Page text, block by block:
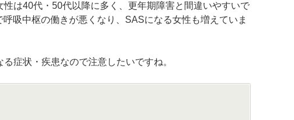
は40代・50代以降に多く、更年期障害と間違いやすいで
吸中枢の働きが悪くなり、SASになる女性も増えていま
症状・疾患なので注意したいですね。